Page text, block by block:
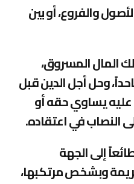
والفروع، أو بين
المال المسروق،
وحل أجل الدين قبل
عليه يساوي حقه أو
النصاب في اعتقاده.
إلى الجهة
وبشخص مرتكبها،